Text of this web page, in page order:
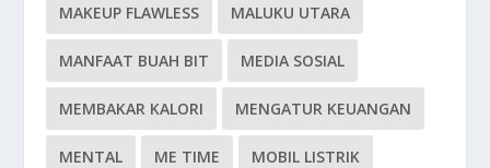
MAKEUP FLAWLESS MALUKU UTARA
MANFAAT BUAH BIT MEDIA SOSIAL
MEMBAKAR KALORI MENGATUR KEUANGAN
MENTAL ME TIME MOBIL LISTRIK